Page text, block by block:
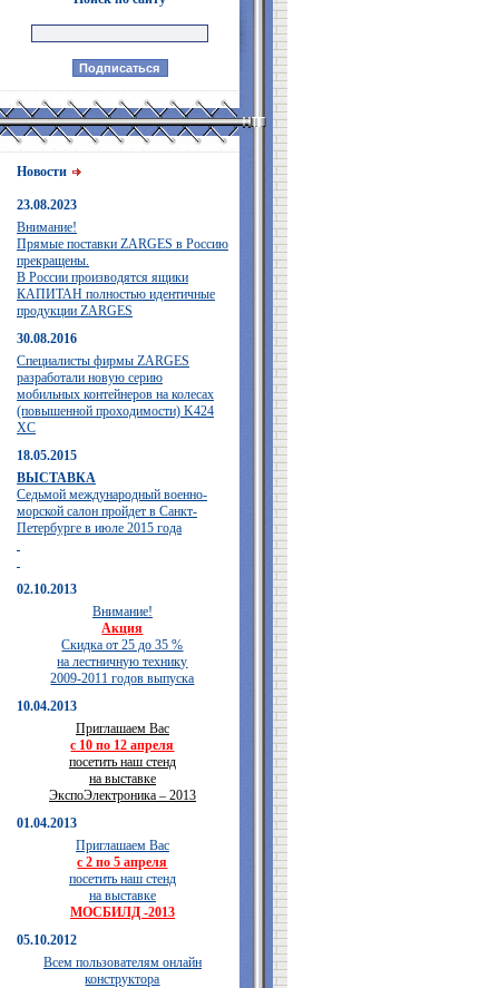
Новости
23.08.2023
Внимание!
Прямые поставки ZARGES в Россию
прекращены.
В России производятся ящики
КАПИТАН полностью идентичные
продукции ZARGES
30.08.2016
Специалисты фирмы ZARGES
разработали новую серию
мобильных контейнеров на колесах
(повышенной проходимости) K424
XC
18.05.2015
ВЫСТАВКА
Седьмой международный военно-
морской салон пройдет в Санкт-
Петербурге в июле 2015 года
02.10.2013
Внимание!
Акция
Скидка от 25 до 35 %
на лестничную технику
2009-2011 годов выпуска
10.04.2013
Приглашаем Вас
с 10 по 12 апреля
посетить наш стенд
на выставке
ЭкспоЭлектроника – 2013
01.04.2013
Приглашаем Вас
с 2 по 5 апреля
посетить наш стенд
на выставке
МОСБИЛД -2013
05.10.2012
Всем пользователям онлайн
конструктора